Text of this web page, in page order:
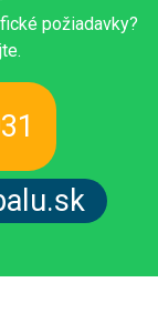
požiadavky?